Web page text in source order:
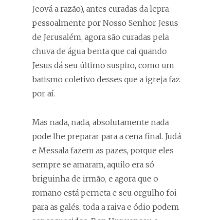
Jeová a razão), antes curadas da lepra
pessoalmente por Nosso Senhor Jesus
de Jerusalém, agora são curadas pela
chuva de água benta que cai quando
Jesus dá seu último suspiro, como um
batismo coletivo desses que a igreja faz
por aí.
Mas nada, nada, absolutamente nada
pode lhe preparar para a cena final. Judá
e Messala fazem as pazes, porque eles
sempre se amaram, aquilo era só
briguinha de irmão, e agora que o
romano está perneta e seu orgulho foi
para as galés, toda a raiva e ódio podem